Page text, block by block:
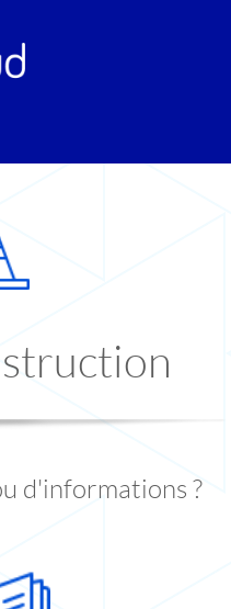
d'informations ?